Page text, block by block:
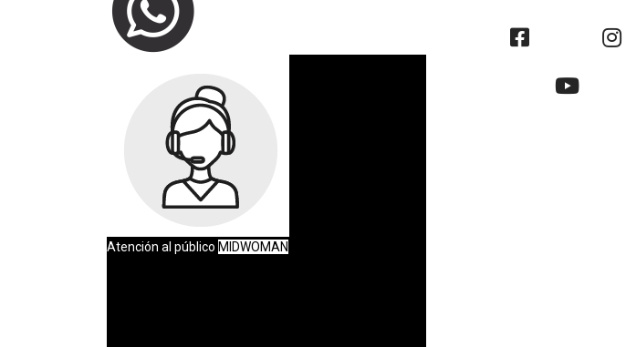
Atención al público MIDWOMAN